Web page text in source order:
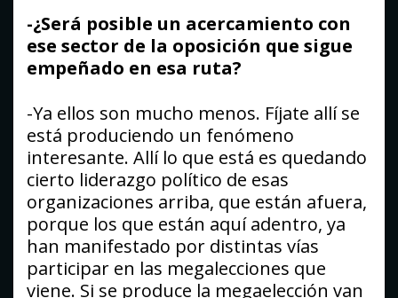
-¿Será posible un acercamiento con
ese sector de la oposición que sigue
empeñado en esa ruta?
-Ya ellos son mucho menos. Fíjate allí se
está produciendo un fenómeno
interesante. Allí lo que está es quedando
cierto liderazgo político de esas
organizaciones arriba, que están afuera,
porque los que están aquí adentro, ya
han manifestado por distintas vías
participar en las megalecciones que
viene. Si se produce la megaelección van